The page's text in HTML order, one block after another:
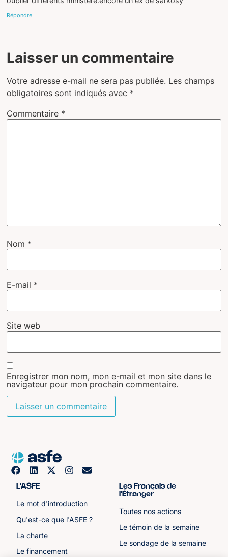
Répondre
Laisser un commentaire
Votre adresse e-mail ne sera pas publiée. Les champs
obligatoires sont indiqués avec *
Commentaire *
Nom *
E-mail *
Site web
Enregistrer mon nom, mon e-mail et mon site dans le
navigateur pour mon prochain commentaire.
L'ASFE
Le mot d'introduction
Qu'est-ce que l'ASFE ?
La charte
Le financement
Les Français de
l'Étranger
Toutes nos actions
Le témoin de la semaine
Le sondage de la semaine